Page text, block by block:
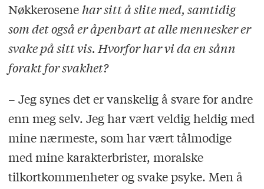
Nøkkerosene har sitt å slite med, samtidig
som det også er åpenbart at alle mennesker er
svake på sitt vis. Hvorfor har vi da en sånn
forakt for svakhet?
– Jeg synes det er vanskelig å svare for andre
enn meg selv. Jeg har vært veldig heldig med
mine nærmeste, som har vært tålmodige
med mine karakterbrister, moralske
tilkortkommenheter og svake psyke. Men å